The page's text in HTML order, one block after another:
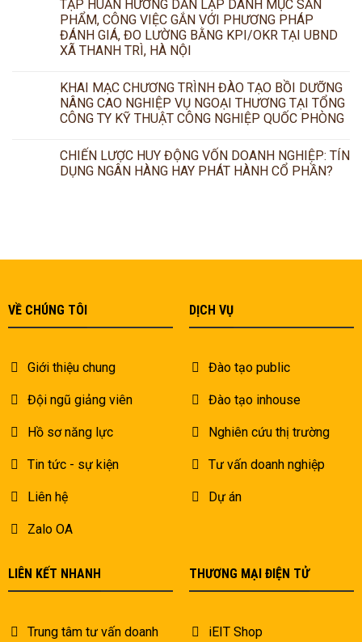
TẬP HUẤN HƯỚNG DẪN LẬP DANH MỤC SẢN
PHẨM, CÔNG VIỆC GẮN VỚI PHƯƠNG PHÁP
ĐÁNH GIÁ, ĐO LƯỜNG BẰNG KPI/OKR TẠI UBND
XÃ THANH TRÌ, HÀ NỘI
KHAI MẠC CHƯƠNG TRÌNH ĐÀO TẠO BỒI DƯỠNG
NÂNG CAO NGHIỆP VỤ NGOẠI THƯƠNG TẠI TỔNG
CÔNG TY KỸ THUẬT CÔNG NGHIỆP QUỐC PHÒNG
CHIẾN LƯỢC HUY ĐỘNG VỐN DOANH NGHIỆP: TÍN
DỤNG NGÂN HÀNG HAY PHÁT HÀNH CỔ PHẦN?
VỀ CHÚNG TÔI
Giới thiệu chung
Đội ngũ giảng viên
Hồ sơ năng lực
Tin tức - sự kiện
Liên hệ
Zalo OA
DỊCH VỤ
Đào tạo public
Đào tạo inhouse
Nghiên cứu thị trường
Tư vấn doanh nghiệp
Dự án
LIÊN KẾT NHANH
Trung tâm tư vấn doanh
THƯƠNG MẠI ĐIỆN TỬ
iEIT Shop